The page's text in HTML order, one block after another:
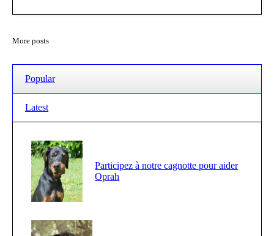
More posts
Popular
Latest
Participez à notre cagnotte pour aider
Oprah